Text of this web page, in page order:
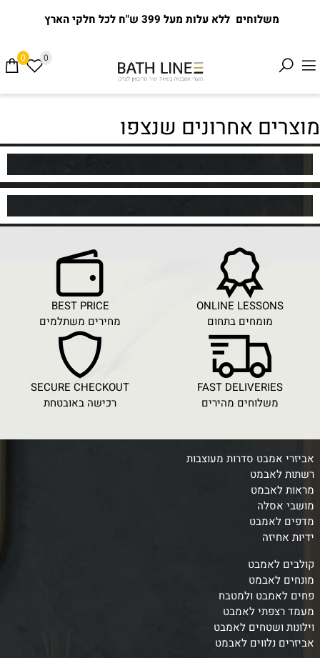
משלוחים ללא עלות מעל 399 ש"ח לכל חלקי הארץ
0 0
מוצרים אחרונים שנצפו
ONLINE LESSONS
מומחים בתחום
BEST PRICE
מחירים משתלמים
FAST DELIVERIES
משלוחים מהירים
SECURE CHECKOUT
רכישה באובטחת
אביזרי אמבט סדרות מעוצבות
רשתות לאבמט
מראות לאבמט
מושבי אסלה
מדפים לאמבט
ידיות אחיזה
קולבים לאמבט
מונחים לאבמט
פחים לאמבט ולמטבח
מעמד רצפתי לאמבט
וילונות ושטחים לאמבט
אביזרים נלווים לאבמט